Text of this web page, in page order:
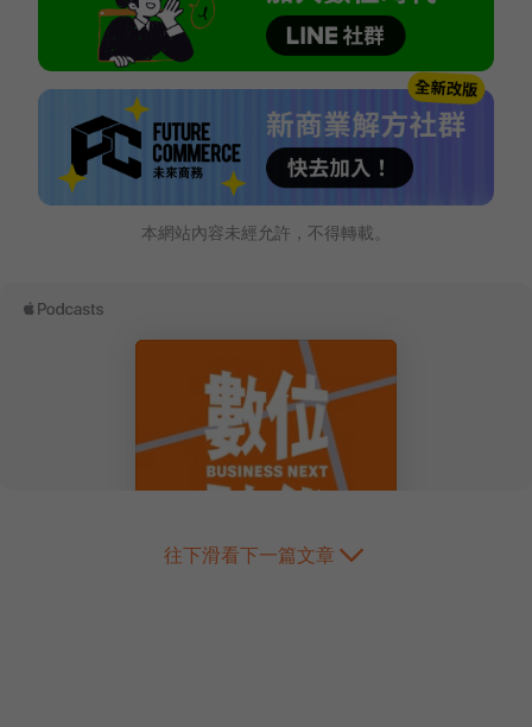
本網站內容未經允許，不得轉載。
往下滑看下一篇文章